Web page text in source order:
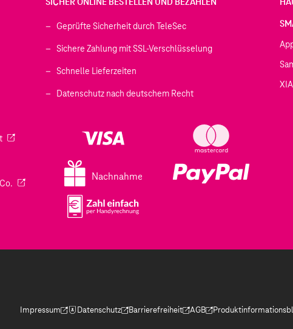
Tab geöffnet)
geöffnet)
(Wird in einem neuen Tab geöffnet)
(Wird in einem neuen Tab geöffnet)
Geprüfte Sicherheit durch TeleSec
Sichere Zahlung mit SSL-Verschlüsselung
Schnelle Lieferzeiten
Datenschutz nach deutschem Recht
Nachnahme
Impressum
(Der Link wird in einem neuen Tab geöffnet)
Datenschutz
(Der Link wird in einem neuen Tab geöffnet)
Barrierefreiheit
(Der Link wird in einem neuen Tab geöffnet)
AGB
(Der Link wird in einem
(Der Link wird in